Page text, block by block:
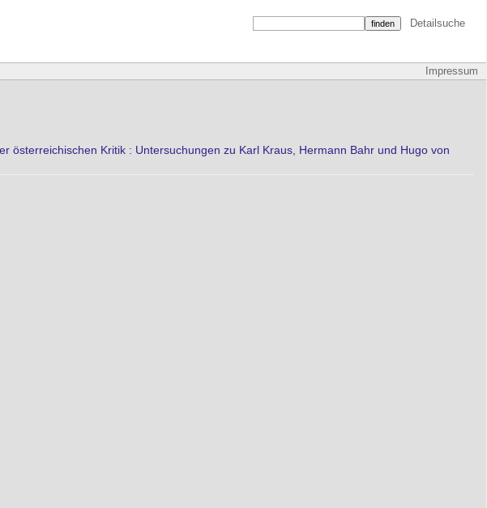
Detailsuche
Impressum
österreichischen Kritik : Untersuchungen zu Karl Kraus, Hermann Bahr und Hugo von